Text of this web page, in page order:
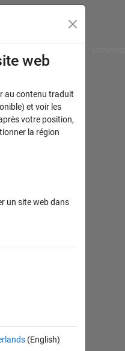
web
au contenu traduit
et voir les
votre position,
la région
un site web dans
(English)